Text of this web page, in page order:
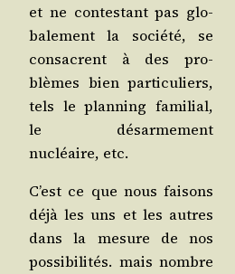
et ne contes­tant pas glo­
ba­le­ment la socié­té, se
consacrent à des pro­
blèmes bien par­ti­cu­liers,
tels le plan­ning fami­lial,
le désar­me­ment
nucléaire, etc.
C’est ce que nous fai­sons
déjà les uns et les autres
dans la mesure de nos
pos­si­bi­li­tés. mais nombre